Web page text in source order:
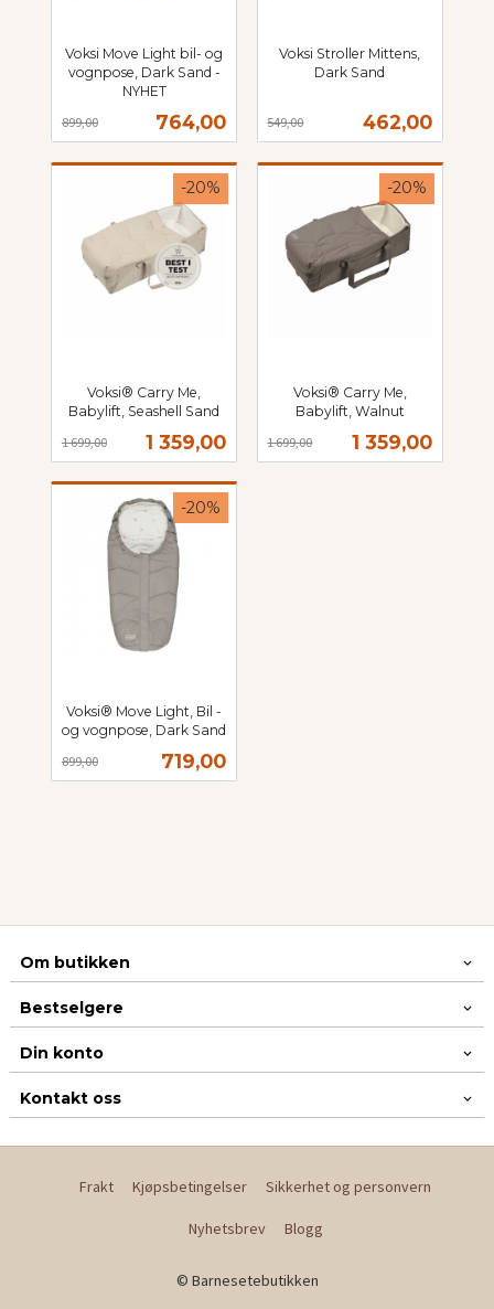
Voksi Move Light bil- og
vognpose, Dark Sand -
NYHET
Tilbud
764,00
899,00
mva.
Voksi Stroller Mittens,
Dark Sand
Tilbud
462,00
549,00
Voksi® Carry Me,
Babylift, Seashell Sand
Tilbud
1 359,00
1 699,00
-20%
mva.
Voksi® Carry Me,
Babylift, Walnut
Tilbud
1 359,00
1 699,00
-20%
mva.
Voksi® Move Light, Bil -
og vognpose, Dark Sand
Tilbud
719,00
899,00
-20%
mva.
Om butikken
Bestselgere
Din konto
Kontakt oss
Frakt Kjøpsbetingelser Sikkerhet og personvern
Nyhetsbrev Blogg
© Barnesetebutikken